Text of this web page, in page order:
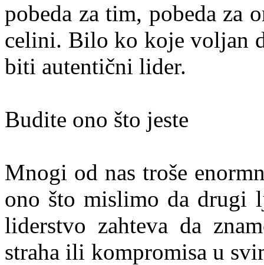
pobeda za tim, pobeda za
celini. Bilo ko koje voljan
biti autentični lider.
Budite ono što jeste
Mnogi od nas troše
ono što mislimo da drugi
liderstvo zahteva da
straha ili kompromisa u